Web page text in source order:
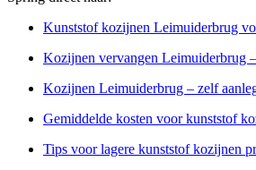
Kunststof kozijnen Leimuiderbrug
Kozijnen vervangen Leimuiderbrug
Kozijnen Leimuiderbrug – zelf
Gemiddelde kosten voor kunststof
Tips voor lagere kunststof kozijnen